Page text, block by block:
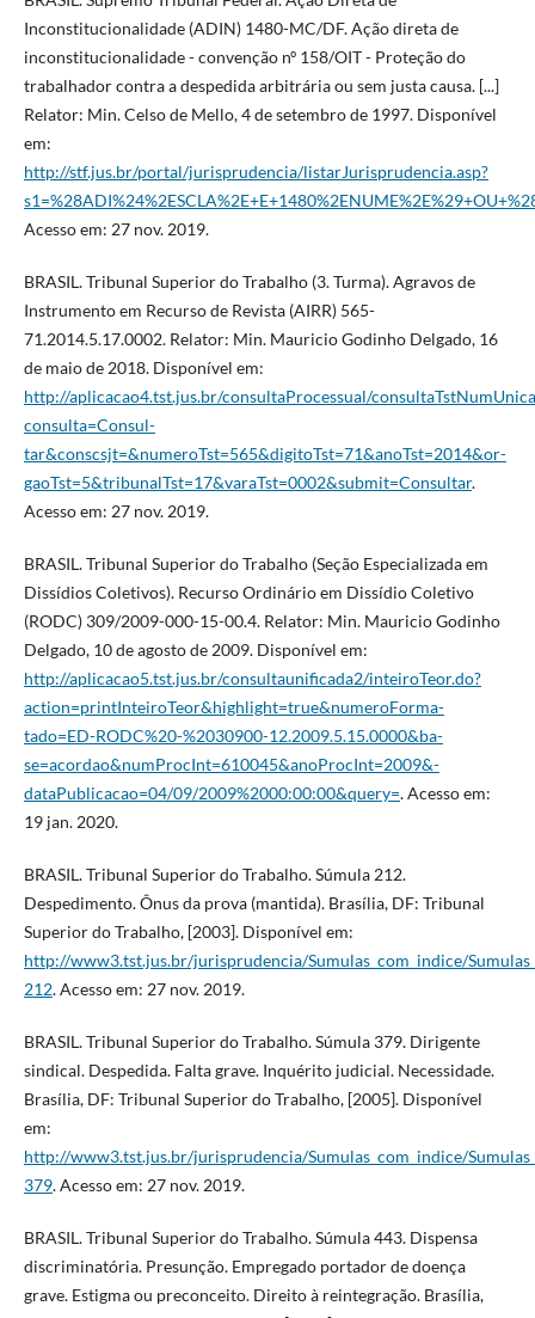
Inconstitucionalidade (ADIN) 1480-MC/DF. Ação direta de
inconstitucionalidade - convenção nº 158/OIT - Proteção do
trabalhador contra a despedida arbitrária ou sem justa causa. [...]
Relator: Min. Celso de Mello, 4 de setembro de 1997. Disponível
em:
http://stf.jus.br/portal/jurisprudencia/listarJurisprudencia.asp?
Acesso em: 27 nov. 2019.
BRASIL. Tribunal Superior do Trabalho (3. Turma). Agravos de
Instrumento em Recurso de Revista (AIRR) 565-
71.2014.5.17.0002. Relator: Min. Mauricio Godinho Delgado, 16
de maio de 2018. Disponível em:
http://aplicacao4.tst.jus.br/consultaProcessual/
consulta=Consul-
tar&conscsjt=&numeroTst=565&digitoTst=71&anoTst=2014&or-
gaoTst=5&tribunalTst=17&varaTst=0002&submit=Consultar.
Acesso em: 27 nov. 2019.
BRASIL. Tribunal Superior do Trabalho (Seção Especializada em
Dissídios Coletivos). Recurso Ordinário em Dissídio Coletivo
(RODC) 309/2009-000-15-00.4. Relator: Min. Mauricio Godinho
Delgado, 10 de agosto de 2009. Disponível em:
http://aplicacao5.tst.jus.br/consultaunificada2/inteiroTeor.do?
action=printInteiroTeor&highlight=true&numeroForma-
tado=ED-RODC%20-%2030900-12.2009.5.15.0000&ba-
se=acordao&numProcInt=610045&anoProcInt=2009&-
dataPublicacao=04/09/2009%2000:00:00&query=. Acesso em:
19 jan. 2020.
BRASIL. Tribunal Superior do Trabalho. Súmula 212.
Despedimento. Ônus da prova (mantida). Brasília, DF: Tribunal
Superior do Trabalho, [2003]. Disponível em:
http://www3.tst.jus.br/jurisprudencia/Sumulas_com_indice/
212. Acesso em: 27 nov. 2019.
BRASIL. Tribunal Superior do Trabalho. Súmula 379. Dirigente
sindical. Despedida. Falta grave. Inquérito judicial. Necessidade.
Brasília, DF: Tribunal Superior do Trabalho, [2005]. Disponível
em:
http://www3.tst.jus.br/jurisprudencia/Sumulas_com_indice/
379. Acesso em: 27 nov. 2019.
BRASIL. Tribunal Superior do Trabalho. Súmula 443. Dispensa
discriminatória. Presunção. Empregado portador de doença
grave. Estigma ou preconceito. Direito à reintegração. Brasília,